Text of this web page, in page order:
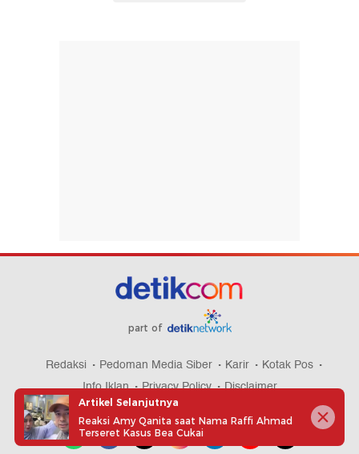
part of
Redaksi Pedoman Media Siber Karir
Kotak Pos
Info Iklan
Privacy Policy Disclaimer
Artikel Selanjutnya
Reaksi Amy Qanita saat Nama Raffi Ahmad
Terseret Kasus Bea Cukai